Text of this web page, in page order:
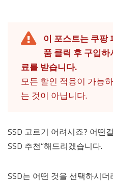
이 포스트는 쿠팡
품 클릭 후 구입
료를 받습니다.
모든 할인 적용이 가능
는 것이 아닙니다.
SSD 고르기 어려시죠? 어떤
SSD 추천”해드리겠습니다.
SSD는 어떤 것을 선택하시